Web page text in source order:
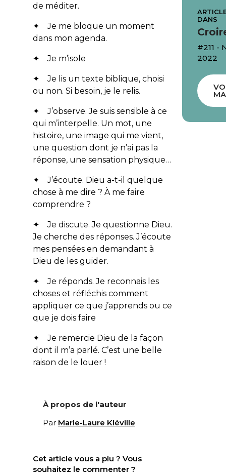
de méditer.
✦ Je me bloque un moment
dans mon agenda.
✦ Je m’isole
✦ Je lis un texte biblique, choisi
ou non. Si besoin, je le relis.
✦ J’observe. Je suis sensible à ce
qui m’interpelle. Un mot, une
histoire, une image qui me vient,
une question dont je n’ai pas la
réponse, une sensation physique…
✦ J’écoute. Dieu a-t-il quelque
chose à me dire ? À me faire
comprendre ?
✦ Je discute. Je questionne Dieu.
Je cherche des réponses. J’écoute
mes pensées en demandant à
Dieu de les guider.
✦ Je réponds. Je reconnais les
choses et réfléchis comment
appliquer ce que j’apprends ou ce
que je dois faire
✦ Je remercie Dieu de la façon
dont il m’a parlé. C’est une belle
raison de le louer !
À propos de l'auteur
Par Marie-Laure Kléville
Cet article vous a plu ? Vous
souhaitez le commenter ?
DANS
#211 -
2022